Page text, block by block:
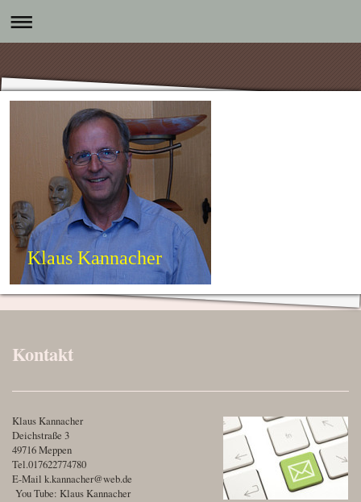
Klaus Kannacher
Kontakt
Klaus Kannacher
Deichstraße 3
49716 Meppen
Tel.017622774780
E-Mail k.kannacher@web.de
You Tube: Klaus Kannacher